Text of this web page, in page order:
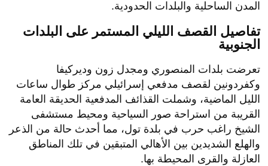
المدن الساحلية والبلدات الحدودية.
تفاصيل القصف الليلي المستمر على البلدات
الجنوبية
​تعرضت بلدات المنصوري ومجدل زون وديركيفا
وكفردونين لقصف مدفعي إسرائيلي مركز طوال ساعات
الليل الماضية، وشملت القذائف المدفعية الحديقة العامة
القريبة من استراحة صور السياحية ومحيط مستشفى
الشيخ راغب حرب في بلدة تول، مما أحدث حالة من الذعر
والهلع الشديدين بين الأهالي المتبقين في تلك المناطق
العازلة والقرى المحيطة بها.